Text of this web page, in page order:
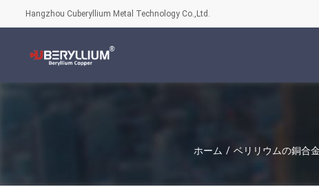
Hangzhou Cuberyllium Metal Technology Co.,Ltd.
ホーム / ベリリウムの銅合金